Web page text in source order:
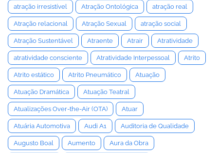
atração irresistível Atração Ontológica atração real
Atração relacional Atração Sexual atração social
Atração Sustentável Atraente Atrair Atratividade
atratividade consciente Atratividade Interpessoal Atrito
Atrito estático Atrito Pneumático Atuação
Atuação Dramática Atuação Teatral
Atualizações Over-the-Air (OTA) Atuar
Atuária Automotiva Audi A1 Auditoria de Qualidade
Augusto Boal Aumento Aura da Obra